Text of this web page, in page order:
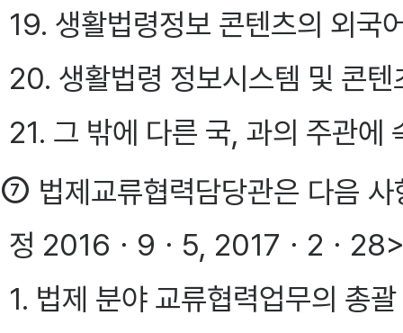
19. 생활법령정보 콘텐츠의 외국
20. 생활법령 정보시스템 및 콘텐
21. 그 밖에 다른 국, 과의 주관에
⑦ 법제교류협력담당관은 다음
정 2016ㆍ9ㆍ5, 2017ㆍ2ㆍ
1. 법제 분야 교류협력업무의 총